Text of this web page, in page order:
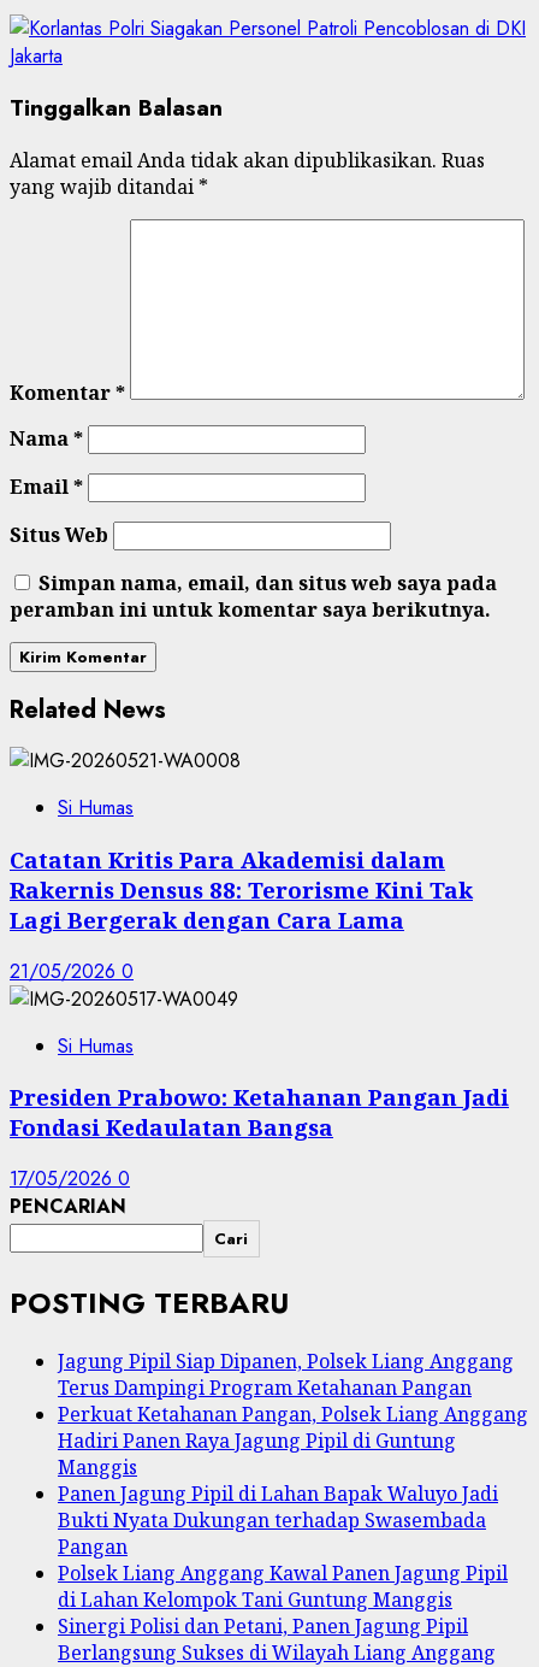
Tinggalkan Balasan
Alamat email Anda tidak akan dipublikasikan. Ruas
yang wajib ditandai *
Komentar*
Nama*
Email*
Situs Web
Simpan nama, email, dan situs web saya pada
peramban ini untuk komentar saya berikutnya.
Related News
Si Humas
Catatan Kritis Para Akademisi dalam
Rakernis Densus 88: Terorisme Kini Tak
Lagi Bergerak dengan Cara Lama
21/05/2026 0
Si Humas
Presiden Prabowo: Ketahanan Pangan Jadi
Fondasi Kedaulatan Bangsa
17/05/2026 0
PENCARIAN
Cari
POSTING TERBARU
Jagung Pipil Siap Dipanen, Polsek Liang Anggang
Terus Dampingi Program Ketahanan Pangan
Perkuat Ketahanan Pangan, Polsek Liang Anggang
Hadiri Panen Raya Jagung Pipil di Guntung
Manggis
Panen Jagung Pipil di Lahan Bapak Waluyo Jadi
Bukti Nyata Dukungan terhadap Swasembada
Pangan
Polsek Liang Anggang Kawal Panen Jagung Pipil
di Lahan Kelompok Tani Guntung Manggis
Sinergi Polisi dan Petani, Panen Jagung Pipil
Berlangsung Sukses di Wilayah Liang Anggang